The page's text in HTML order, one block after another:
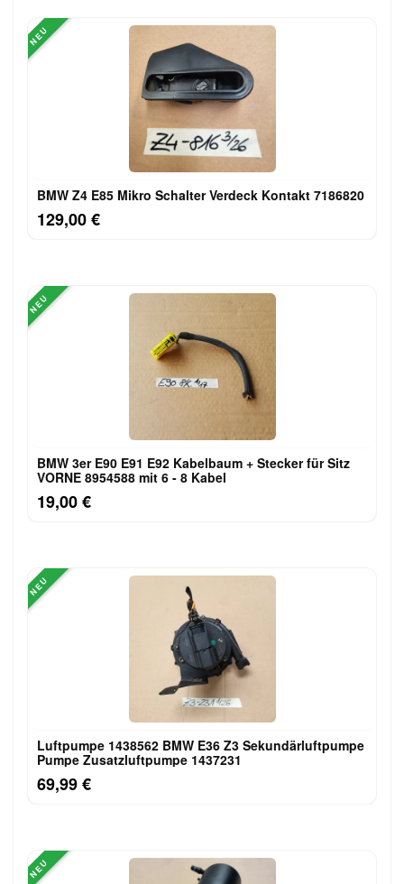
NEU
BMW Z4 E85 Mikro Schalter Verdeck Kontakt 7186820
129,00 €
NEU
BMW 3er E90 E91 E92 Kabelbaum + Stecker für Sitz
VORNE 8954588 mit 6 - 8 Kabel
19,00 €
NEU
Luftpumpe 1438562 BMW E36 Z3 Sekundärluftpumpe
Pumpe Zusatzluftpumpe 1437231
69,99 €
NEU